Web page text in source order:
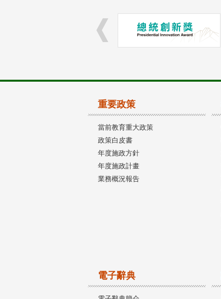
重要政策
當前教育重大政策
政策白皮書
年度施政方針
年度施政計畫
業務概況報告
電子辭典